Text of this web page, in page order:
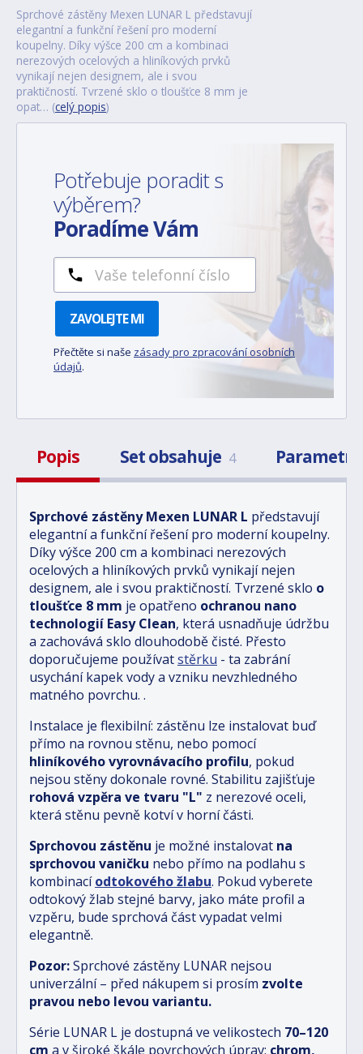
Sprchové zástěny Mexen LUNAR L představují
elegantní a funkční řešení pro moderní
koupelny. Díky výšce 200 cm a kombinaci
nerezových ocelových a hliníkových prvků
vynikají nejen designem, ale i svou
praktičností. Tvrzené sklo o tloušťce 8 mm je
opat… (celý popis)
Potřebuje poradit s
výběrem?
Poradíme Vám
ZAVOLEJTE MI
Přečtěte si naše zásady pro zpracování osobních
údajů.
Popis Set obsahuje 4 Parametry
Sprchové zástěny Mexen LUNAR L představují
elegantní a funkční řešení pro moderní koupelny.
Díky výšce 200 cm a kombinaci nerezových
ocelových a hliníkových prvků vynikají nejen
designem, ale i svou praktičností. Tvrzené sklo o
tloušťce 8 mm je opatřeno ochranou nano
technologií Easy Clean, která usnadňuje údržbu
a zachovává sklo dlouhodobě čisté. Přesto
doporučujeme používatstěrku - ta zabrání
usychání kapek vody a vzniku nevzhledného
matného povrchu. .
Instalace je flexibilní: zástěnu lze instalovat buď
přímo na rovnou stěnu, nebo pomocí
hliníkového vyrovnávacího profilu, pokud
nejsou stěny dokonale rovné. Stabilitu zajišťuje
rohová vzpěra ve tvaru "L" z nerezové oceli,
která stěnu pevně kotví v horní části.
Sprchovou zástěnu je možné instalovat na
sprchovou vaničku nebo přímo na podlahu s
kombinací odtokového žlabu. Pokud vyberete
odtokový žlab stejné barvy, jako máte profil a
vzpěru, bude sprchová část vypadat velmi
elegantně.
Pozor:Sprchové zástěny LUNAR nejsou
univerzální – před nákupem si prosím zvolte
pravou nebo levou variantu.
Série LUNAR L je dostupná ve velikostech 70–120
cm a v široké škále povrchových úprav: chrom,